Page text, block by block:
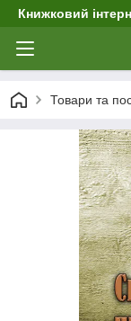
Книжковий
Товари та